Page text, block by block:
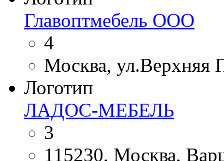
Главоптмебель ООО
4
Москва, ул.Верхняя
Логотип
ЛАДОС-МЕБЕЛЬ
3
115230, Москва,